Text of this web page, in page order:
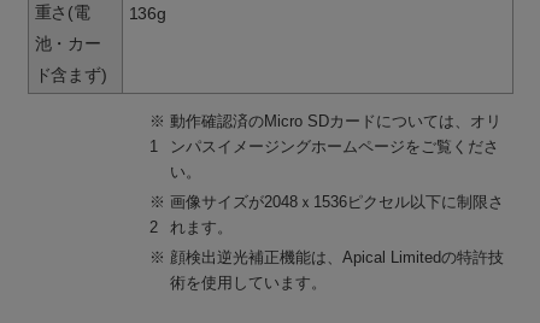
重さ(電
池・カー
ド含まず)
136g
※
1
動作確認済のMicro SDカードについては、オリ
ンパスイメージングホームページをご覧くださ
い。
※
2
画像サイズが2048ｘ1536ピクセル以下に制限さ
れます。
※ 顔検出逆光補正機能は、Apical Limitedの特許技
術を使用しています。